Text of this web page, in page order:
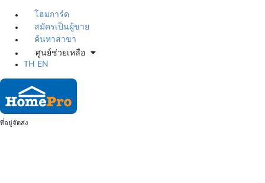
โฮมการ์ด
สมัครเป็นผู้ขาย
ค้นหาสาขา
ศูนย์ช่วยเหลือ
TH
EN
ที่อยู่จัดส่ง